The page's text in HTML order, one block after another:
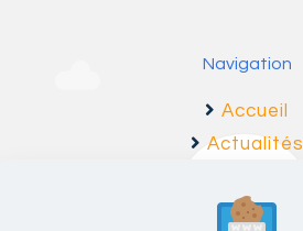
Navigation
Accueil
Actualités
F.A.Q